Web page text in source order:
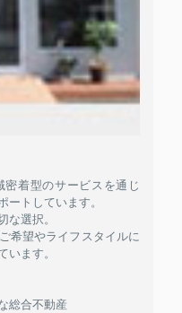
着型のサービスを通じ
ートしています。
な選択。
希望やライフスタイルに
います。
総合不動産